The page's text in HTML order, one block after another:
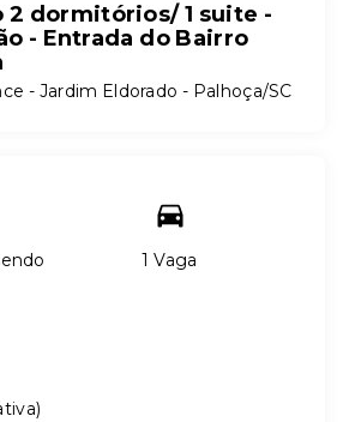
dormitórios/ 1 suite -
- Entrada do Bairro
- Jardim Eldorado - Palhoça/SC
1 Vaga
)